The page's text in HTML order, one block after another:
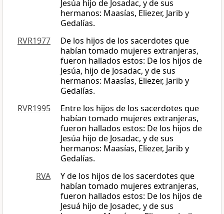
Jesúa hijo de Josadac, y de sus
hermanos: Maasías, Eliezer, Jarib y
Gedalías.
RVR1977
De los hijos de los sacerdotes que
habían tomado mujeres extranjeras,
fueron hallados estos: De los hijos de
Jesúa, hijo de Josadac, y de sus
hermanos: Maasías, Eliezer, Jarib y
Gedalías.
RVR1995
Entre los hijos de los sacerdotes que
habían tomado mujeres extranjeras,
fueron hallados estos: De los hijos de
Jesúa hijo de Josadac, y de sus
hermanos: Maasías, Eliezer, Jarib y
Gedalías.
RVA
Y de los hijos de los sacerdotes que
habían tomado mujeres extranjeras,
fueron hallados estos: De los hijos de
Jesuá hijo de Josadec, y de sus